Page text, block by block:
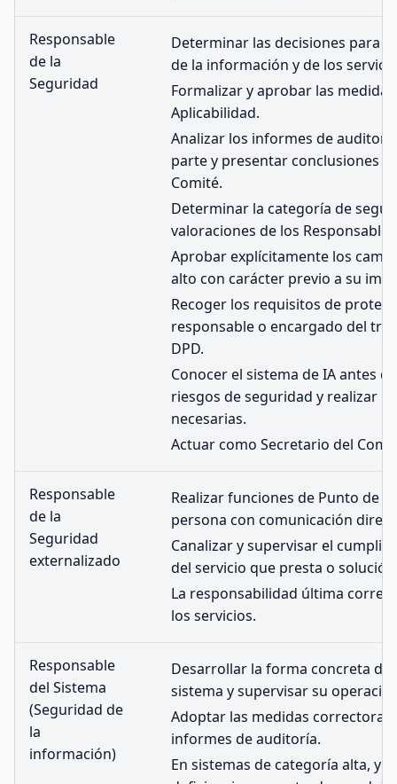
Responsable
de la
Seguridad
Determinar las decisiones para
de la información y de los
Formalizar y aprobar las
Aplicabilidad.
Analizar los informes de
parte y presentar conclusiones
Comité.
Determinar la categoría de
valoraciones de los
Aprobar explícitamente los
alto con carácter previo a su
Recoger los requisitos de
responsable o encargado del
DPD.
Conocer el sistema de IA antes
riesgos de seguridad y realizar
necesarias.
Actuar como Secretario del
Responsable
de la
Seguridad
externalizado
Realizar funciones de Punto de
persona con comunicación
Canalizar y supervisar el
del servicio que presta o
La responsabilidad última
los servicios.
Responsable
del Sistema
(Seguridad de
la
información)
Desarrollar la forma concreta
sistema y supervisar su
Adoptar las medidas correctoras
informes de auditoría.
En sistemas de categoría alta, y